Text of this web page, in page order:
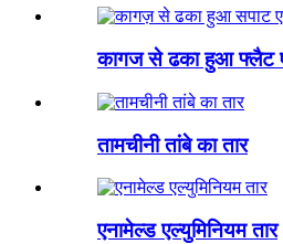
कागज से ढका हुआ फ्लैट
तामचीनी तांबे का तार
एनामेल्ड एल्युमिनियम तार